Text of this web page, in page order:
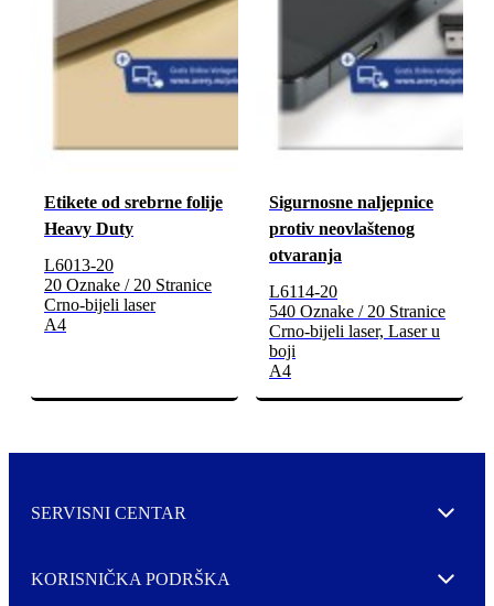
Etikete od srebrne folije
Heavy Duty
L6013-20
20 Oznake / 20 Stranice
Crno-bijeli laser
A4
Sigurnosne naljepnice
protiv neovlaštenog
otvaranja
L6114-20
540 Oznake / 20 Stranice
Crno-bijeli laser, Laser u
boji
A4
SERVISNI CENTAR Expand
KORISNIČKA PODRŠKA Expand